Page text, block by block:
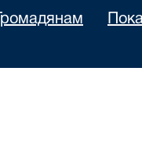
Громадянам